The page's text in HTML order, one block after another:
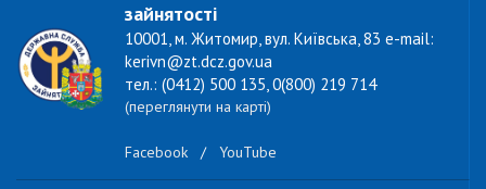
зайнятості
10001, м. Житомир, вул. Київська, 83 e-mail:
kerivn@zt.dcz.gov.ua
тел.: (0412) 500 135, 0(800) 219 714
(переглянути на карті)
Facebook / YouTube